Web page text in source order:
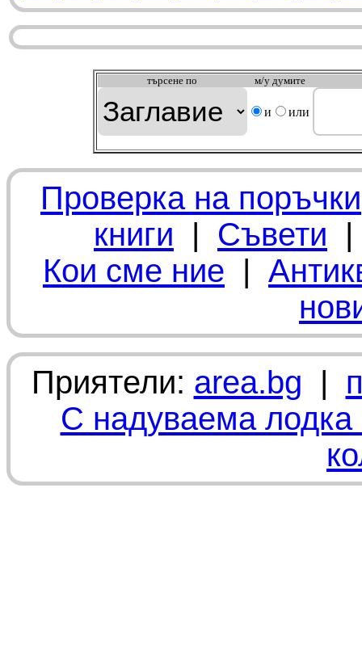
търсeне по м/у думите
и или
Проверка на поръчки
книги | Съвети
Кои сме ние |
Приятели: area.bg |
С надуваема лодка